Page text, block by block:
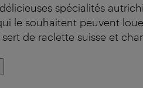
spécialités
le souhaitent peuvent
de raclette suisse et